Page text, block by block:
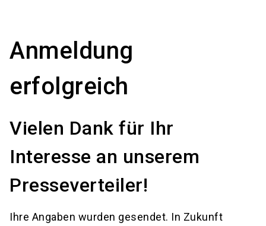
Anmeldung
erfolgreich
Vielen Dank für Ihr
Interesse an unserem
Presseverteiler!
Ihre Angaben wurden gesendet. In Zukunft